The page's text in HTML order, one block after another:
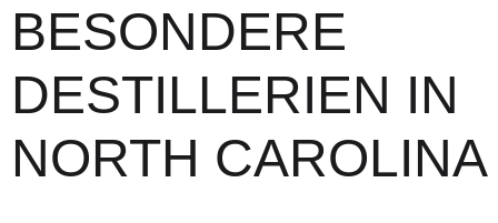
BESONDERE
DESTILLERIEN IN
NORTH CAROLINA